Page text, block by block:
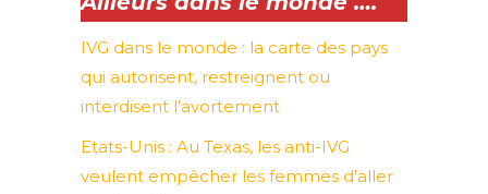
IVG dans le monde : la carte des pays
qui autorisent, restreignent ou
interdisent l’avortement
Etats-Unis : Au Texas, les anti-IVG
veulent empêcher les femmes d’aller